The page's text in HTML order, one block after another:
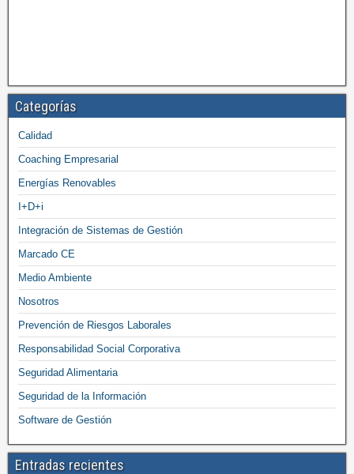
Categorías
Calidad
Coaching Empresarial
Energías Renovables
I+D+i
Integración de Sistemas de Gestión
Marcado CE
Medio Ambiente
Nosotros
Prevención de Riesgos Laborales
Responsabilidad Social Corporativa
Seguridad Alimentaria
Seguridad de la Información
Software de Gestión
Entradas recientes